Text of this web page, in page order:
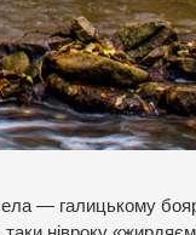
— галицькому